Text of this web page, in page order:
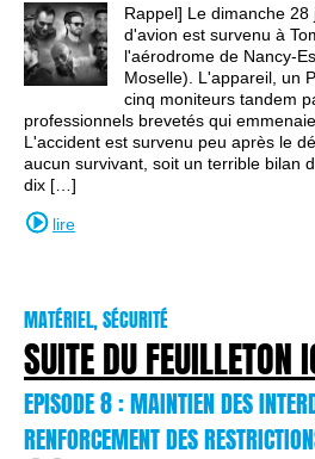
Rappel] Le dimanche
d'avion est survenu à
l'aérodrome de Nancy-
Moselle). L'appareil, un
cinq moniteurs tandem
professionnels brevetés qui
L'accident est survenu peu après le
aucun survivant, soit un terrible bilan
dix […]
lire
MATÉRIEL, SÉCURITÉ
SUITE DU FEUILLETON
EPISODE 8 : MAINTIEN DES
RENFORCEMENT DES